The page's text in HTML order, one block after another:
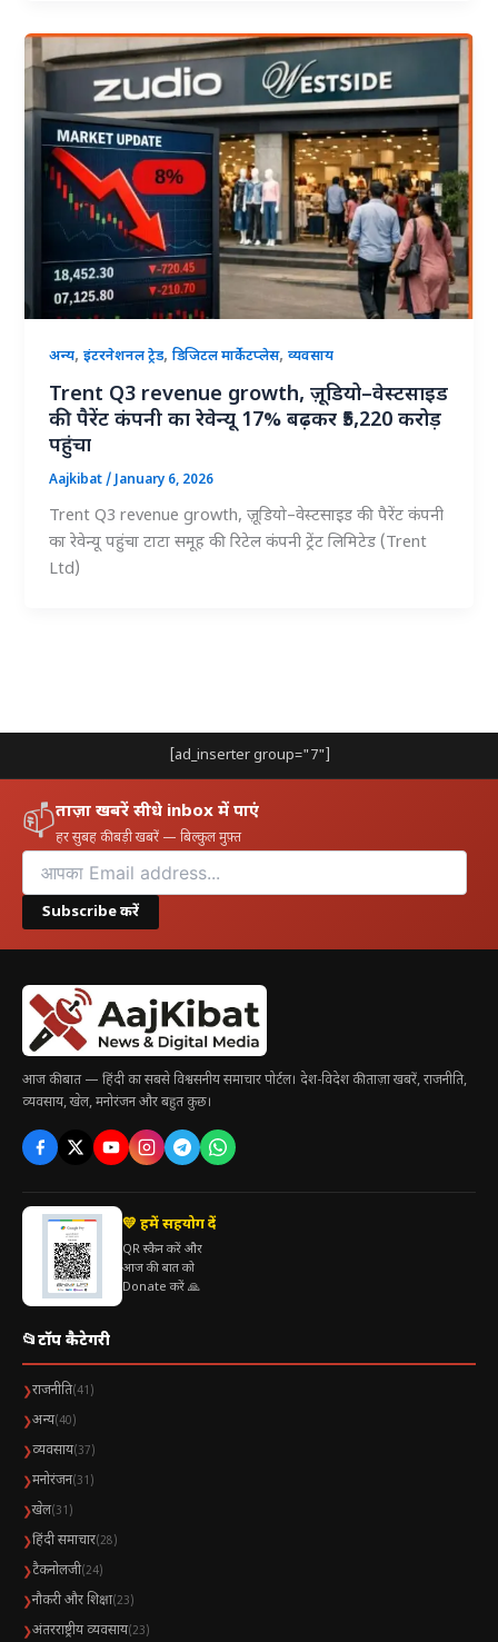
अन्य,इंटरनेशनल ट्रेड,डिजिटल मार्केटप्लेस,व्यवसाय
Trent Q3 revenue growth, ज़ूडियो–वेस्टसाइड
की पैरेंट कंपनी का रेवेन्यू 17% बढ़कर ₹5,220 करोड़
पहुंचा
Aajkibat/January 6, 2026
Trent Q3 revenue growth, ज़ूडियो–वेस्टसाइड की पैरेंट कंपनी
का रेवेन्यू पहुंचा टाटा समूह की रिटेल कंपनी ट्रेंट लिमिटेड (Trent
Ltd)
[ad_inserter group="7"]
📫ताज़ा खबरें सीधे inbox में पाएं
हर सुबह की बड़ी खबरें — बिल्कुल मुफ़्त
Subscribe करें
आज की बात — हिंदी का सबसे विश्वसनीय समाचार पोर्टल। देश-विदेश की ताज़ा खबरें, राजनीति,
व्यवसाय, खेल, मनोरंजन और बहुत कुछ।
💛 हमें सहयोग दें
QR स्कैन करें और
आज की बात को
Donate करें 🙏
📂टॉप कैटेगरी
❯राजनीति(41)
❯अन्य(40)
❯व्यवसाय(37)
❯मनोरंजन(31)
❯खेल(31)
❯हिंदी समाचार(28)
❯टैकनोलजी(24)
❯नौकरी और शिक्षा(23)
❯अंतरराष्ट्रीय व्यवसाय(23)